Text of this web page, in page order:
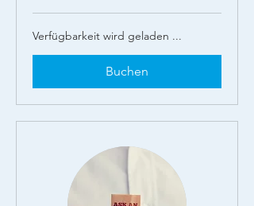
Verfügbarkeit wird geladen ...
Buchen